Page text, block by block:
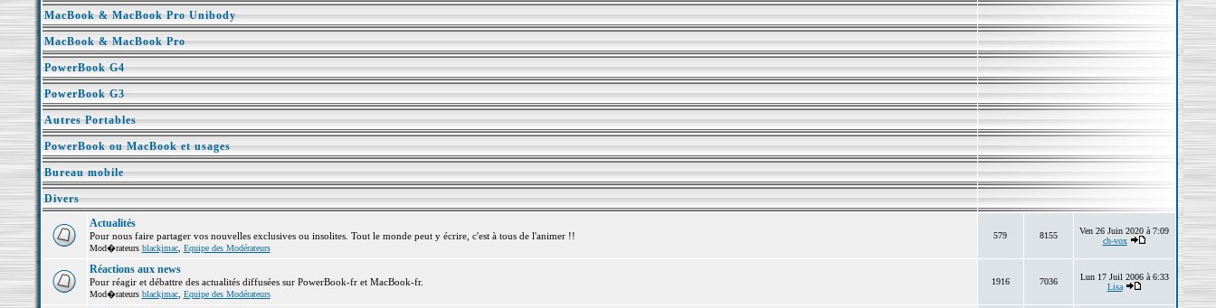
MacBook & MacBook Pro Unibody
MacBook & MacBook Pro
PowerBook G4
PowerBook G3
Autres Portables
PowerBook ou MacBook et usages
Bureau mobile
Divers
Actualités
Pour nous faire partager vos nouvelles exclusives ou insolites. Tout le monde peut y écrire, c'est à tous de l'animer !!
Mod�rateurs blackjmac, Equipe des Modérateurs
579 8155
Ven 26 Juin 2020 à 7:09
ch-vox
Réactions aux news
Pour réagir et débattre des actualités diffusées sur PowerBook-fr et MacBook-fr.
Mod�rateurs blackjmac, Equipe des Modérateurs
1916 7036
Lun 17 Juil 2006 à 6:33
Lisa